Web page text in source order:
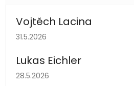
Vojtěch Lacina
Hodnocení obchodu je 5 z 5
31.5.2026
Lukas Eichler
Hodnocení obchodu je 5 z 5
28.5.2026